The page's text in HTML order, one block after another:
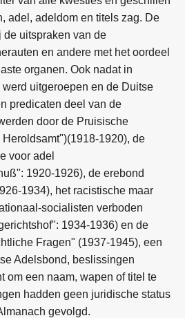
adel, adeldom en titels zag. De
uitspraken van de
en andere met het oordeel
organen. Ook nadat in
uitgeroepen en de Duitse
predicaten deel van de
door de Pruisische
1920), de
voor adel
1920-1926), de erebond
1934), het racistische maar
socialisten verboden
1934-1936) en de
Fragen" (1937-1945), een
Adelsbond, beslissingen
om een naam, wapen of titel te
hadden geen juridische status
gevolgd.